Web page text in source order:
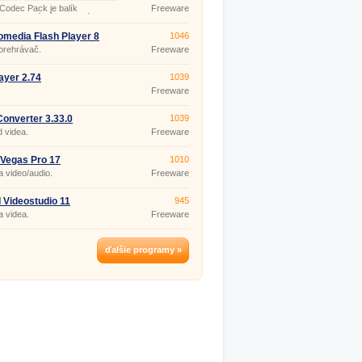
prehrá aj poškodené či
súbory.Pack je balík
ktoré sú potrebné pre
v rôznych formátoch.
je špeciálne navrhnutý tak,
všetky obľúbené,
Freeware
Flash Player 8
1046
Freeware
2.74
1039
Freeware
3.33.0
videa.
1039
Freeware
Pro 17
video/audio.
1010
Freeware
Videostudio 11
videa.
945
Freeware
ďalšie programy »